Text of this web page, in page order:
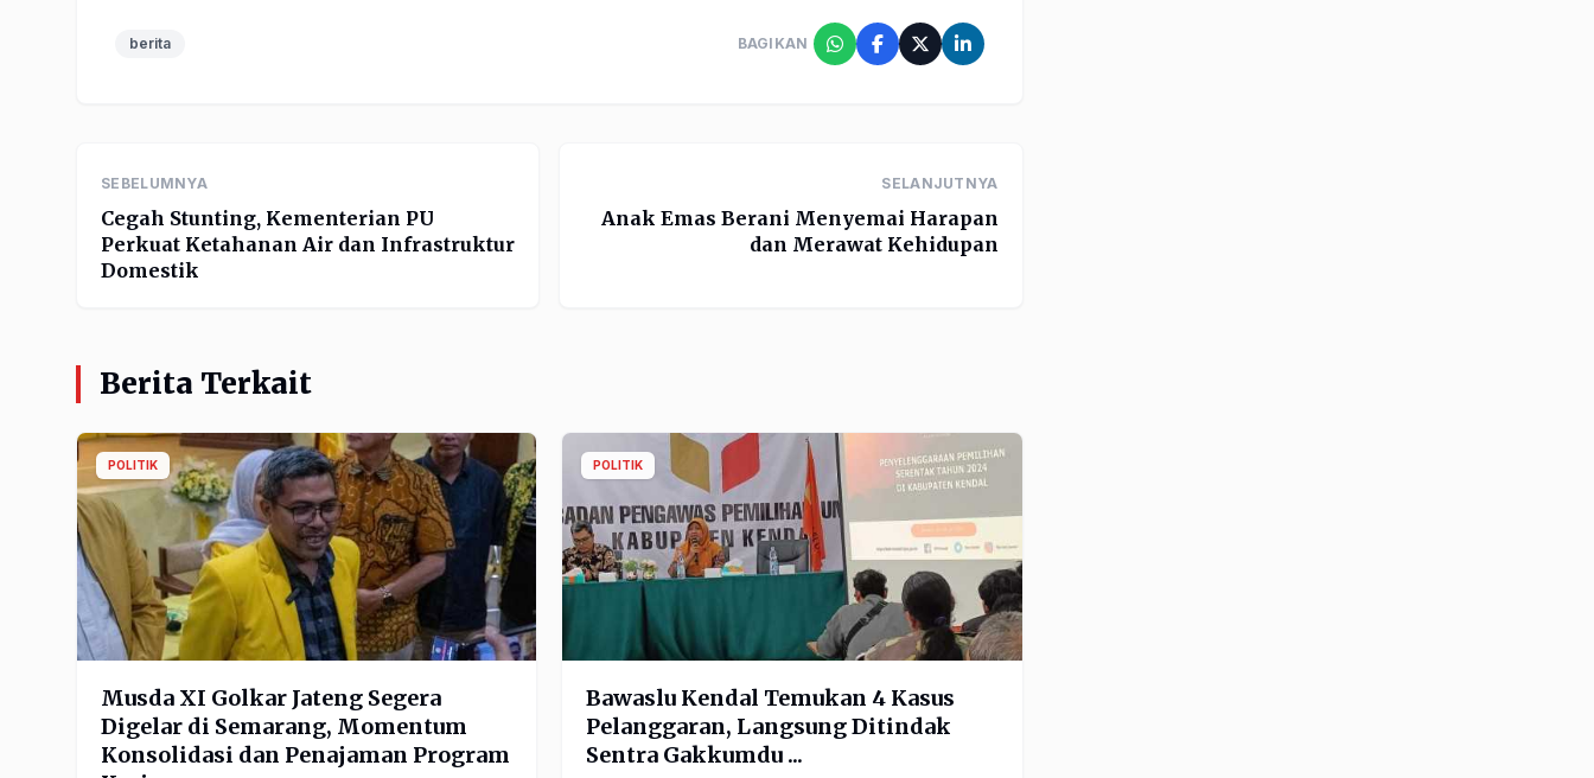
berita BAGIKAN
SEBELUMNYA
Cegah Stunting, Kementerian PU
Perkuat Ketahanan Air dan Infrastruktur
Domestik
SELANJUTNYA
Anak Emas Berani Menyemai Harapan
dan Merawat Kehidupan
Berita Terkait
POLITIK
Musda XI Golkar Jateng Segera
Digelar di Semarang, Momentum
Konsolidasi dan Penajaman Program
POLITIK
Bawaslu Kendal Temukan 4 Kasus
Pelanggaran, Langsung Ditindak
Sentra Gakkumdu ...